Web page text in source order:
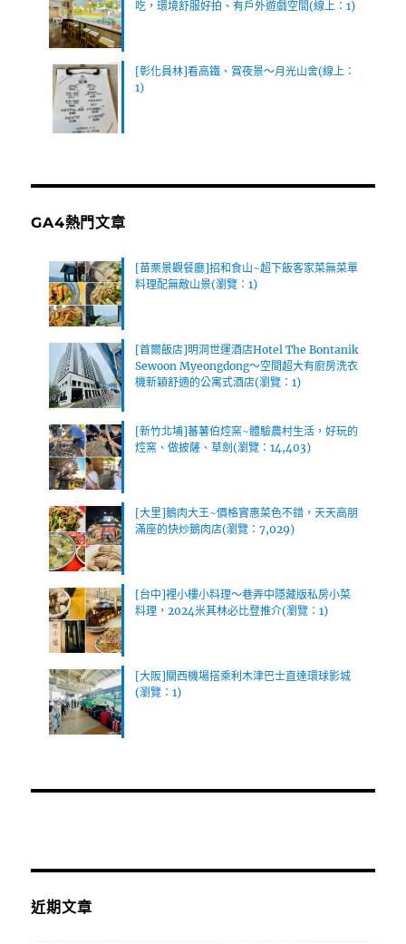
吃，環境舒服好拍、有戶外遊戲空間(線上：1)
[彰化員林]看高鐵、賞夜景～月光山舍(線上：
1)
GA4熱門文章
[苗栗景觀餐廳]招和食山~超下飯客家菜無菜單
料理配無敵山景(瀏覽：1)
[首爾飯店]明洞世運酒店Hotel The Bontanik
Sewoon Myeongdong～空間超大有廚房洗衣
機新穎舒適的公寓式酒店(瀏覽：1)
[新竹北埔]蕃薯伯焢窯~體驗農村生活，好玩的
焢窯、做披薩、草劍(瀏覽：14,403)
[大里]鵝肉大王~價格實惠菜色不錯，天天高朋
滿座的快炒鵝肉店(瀏覽：7,029)
[台中]裡小樓小料理～巷弄中隱藏版私房小菜
料理，2024米其林必比登推介(瀏覽：1)
[大阪]關西機場搭乘利木津巴士直達環球影城
(瀏覽：1)
近期文章